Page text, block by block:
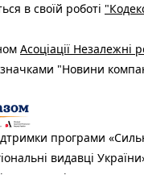
в своїй роботі
Асоціації Незалежні
"Новини
програми
видавці